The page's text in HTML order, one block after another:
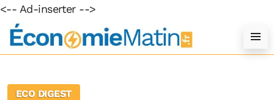
<-- Ad-inserter -->
ECO DIGEST